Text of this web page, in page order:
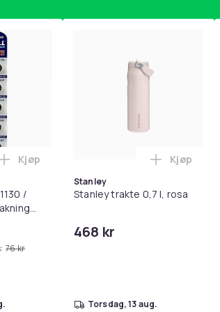
kjernetrening, yoga og
I/II, QC25, QC15, QC 2 AE 2, AE 2i, AE 2w,
/
76 kr
Legg Batteri AG10 / LR1130 / LR54 / 189
Kjøp
Stanley
Stanley trakte 0,7 l, rosa
468 kr
Legg
Kjøp
torsdag, 13 aug.